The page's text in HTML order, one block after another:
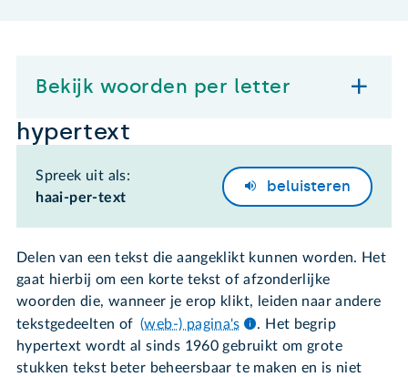
Bekijk woorden per letter
hypertext
Spreek uit als:
haai-per-text
beluisteren
Delen van een tekst die aangeklikt kunnen worden. Het
gaat hierbij om een korte tekst of afzonderlijke
woorden die, wanneer je erop klikt, leiden naar andere
tekstgedeelten of (web-) pagina's
. Het begrip
hypertext wordt al sinds 1960 gebruikt om grote
stukken tekst beter beheersbaar te maken en is niet